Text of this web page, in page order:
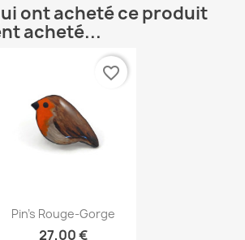
ont acheté ce produit
acheté...
Aperçu rapide
Pin's Rouge-Gorge
27,00 €
favorite_border